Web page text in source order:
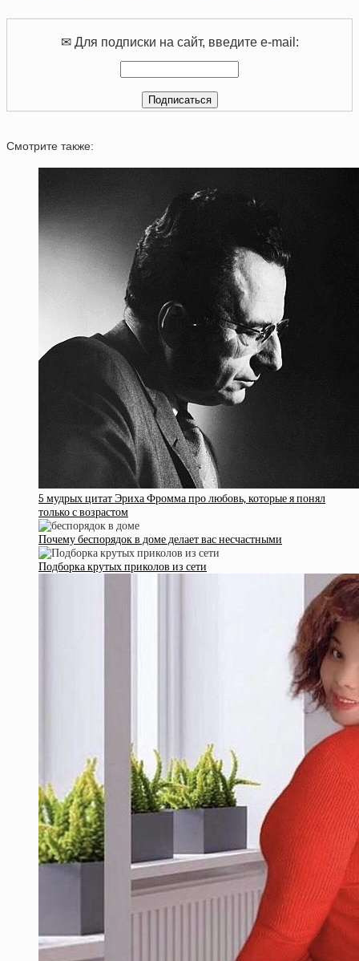
✉ Для подписки на сайт, введите e-mail:
Смотрите также:
5 мудрых цитат Эриха Фромма про любовь, которые я понял
только с возрастом
Почему беспорядок в доме делает вас несчастными
Подборка крутых приколов из сети